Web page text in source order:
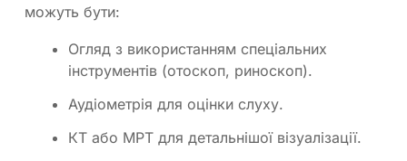
можуть бути:
Огляд з використанням спеціальних
інструментів (отоскоп, риноскоп).
Аудіометрія для оцінки слуху.
КТ або МРТ для детальнішої візуалізації.